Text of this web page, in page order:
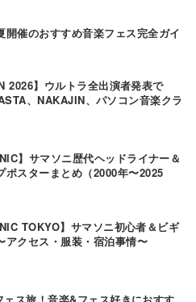
開催のおすすめ音楽フェス完全ガイ
2026】ウルトラ全出演者発表で
、NAKAJIN、パソコン音楽クラ
】サマソニ歴代ヘッドライナー＆
ポスターまとめ（2000年〜2025
TOKYO】サマソニ初心者＆ビギ
アクセス・服装・宿泊事情〜